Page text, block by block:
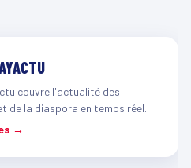
couvre l'actualité des
de la diaspora en temps réel.
→